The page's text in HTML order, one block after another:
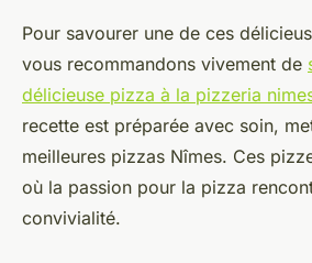
Pour savourer une de ces
vous recommandons vivement de
délicieuse pizza à la pizzeria
recette est préparée avec soin,
meilleures pizzas Nîmes. Ces
où la passion pour la pizza
convivialité.